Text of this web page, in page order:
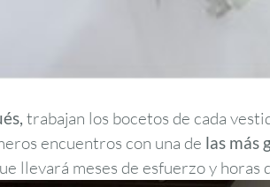
trabajan los bocetos de cada
encuentros con una de las más
llevará meses de esfuerzo y horas